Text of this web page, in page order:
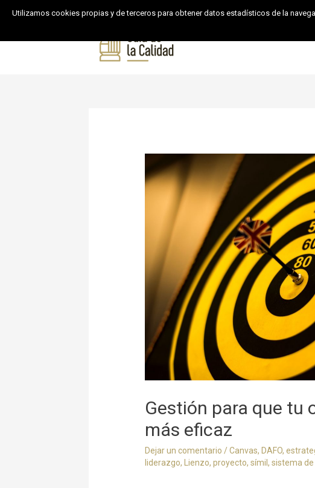
Gestión para que tu
más eficaz
Dejar un comentario /Canvas, DAFO,
liderazgo, Lienzo,proyecto,símil,sistema
Utilizamos cookies propias y de terceros para obtener datos estadísticos de la